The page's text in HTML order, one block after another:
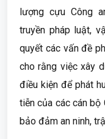
lượng cựu Công
truyền pháp luật,
quyết các vấn đề
cho rằng việc xây
điều kiện để phát
tiễn của các cán bộ
bảo đảm an ninh,